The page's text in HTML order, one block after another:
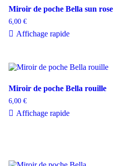
Miroir de poche Bella sun rose
6,00 €
Affichage rapide
Miroir de poche Bella rouille
6,00 €
Affichage rapide